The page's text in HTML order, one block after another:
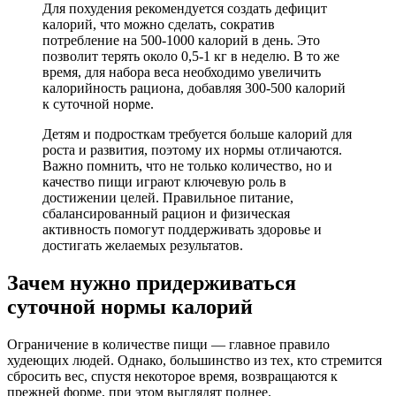
Для похудения рекомендуется создать дефицит
калорий, что можно сделать, сократив
потребление на 500-1000 калорий в день. Это
позволит терять около 0,5-1 кг в неделю. В то же
время, для набора веса необходимо увеличить
калорийность рациона, добавляя 300-500 калорий
к суточной норме.
Детям и подросткам требуется больше калорий для
роста и развития, поэтому их нормы отличаются.
Важно помнить, что не только количество, но и
качество пищи играют ключевую роль в
достижении целей. Правильное питание,
сбалансированный рацион и физическая
активность помогут поддерживать здоровье и
достигать желаемых результатов.
Зачем нужно придерживаться
суточной нормы калорий
Ограничение в количестве пищи — главное правило
худеющих людей. Однако, большинство из тех, кто стремится
сбросить вес, спустя некоторое время, возвращаются к
прежней форме, при этом выглядят полнее.